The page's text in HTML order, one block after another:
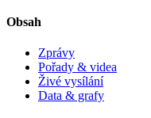
Obsah
Zprávy
Pořady & videa
Živé vysílání
Data & grafy